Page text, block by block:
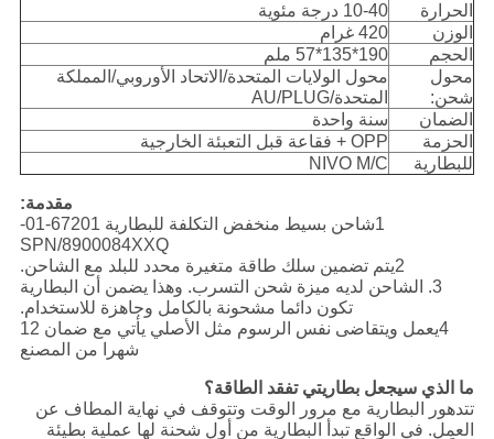
الحرارة
10-40 درجة مئوية
الوزن
420 غرام
الحجم
190*135*57 ملم
محول
شحن:
محول الولايات المتحدة/الاتحاد الأوروبي/المملكة
المتحدة/AU/PLUG
الضمان
سنة واحدة
الحزمة
OPP + فقاعة قبل التعبئة الخارجية
للبطارية
NIVO M/C
مقدمة:
1شاحن بسيط منخفض التكلفة للبطارية 67201-01-
SPN/8900084XXQ
2يتم تضمين سلك طاقة متغيرة محدد للبلد مع الشاحن.
3. الشاحن لديه ميزة شحن التسرب. وهذا يضمن أن البطارية
تكون دائما مشحونة بالكامل وجاهزة للاستخدام.
4يعمل ويتقاضى نفس الرسوم مثل الأصلي يأتي مع ضمان 12
شهرا من المصنع
ما الذي سيجعل بطاريتي تفقد الطاقة؟
تتدهور البطارية مع مرور الوقت وتتوقف في نهاية المطاف عن
العمل. في الواقع تبدأ البطارية من أول شحنة لها عملية بطيئة